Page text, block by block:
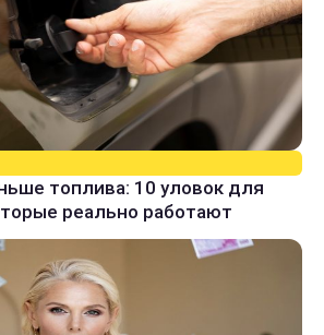
топлива: 10 уловок для
реально работают